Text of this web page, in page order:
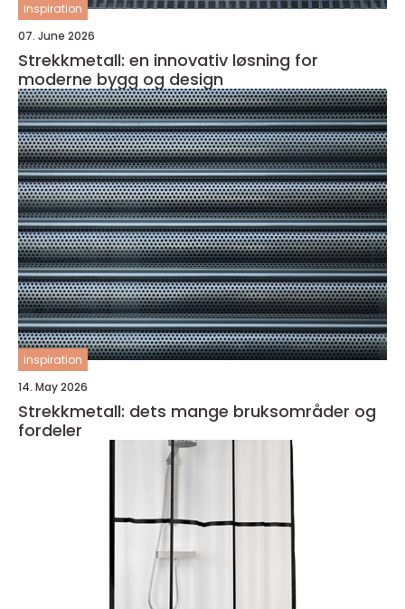
inspiration
07. June 2026
Strekkmetall: en innovativ løsning for
moderne bygg og design
inspiration
14. May 2026
Strekkmetall: dets mange bruksområder og
fordeler